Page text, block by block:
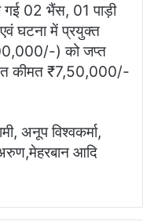
गई 02 भैंस, 01 पाड़ी
घटना में प्रयुक्त
) को जप्त
कीमत ₹7,50,000/-
अनूप विश्वकर्मा,
आदि